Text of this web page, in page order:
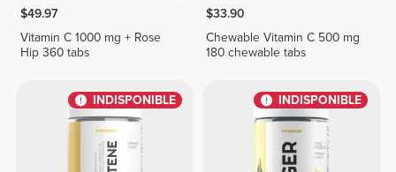
$49.97
Vitamin C 1000 mg + Rose
Hip 360 tabs
$33.90
Chewable Vitamin C 500 mg
180 chewable tabs
INDISPONIBLE INDISPONIBLE